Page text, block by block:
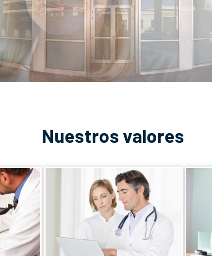
Nuestros valores